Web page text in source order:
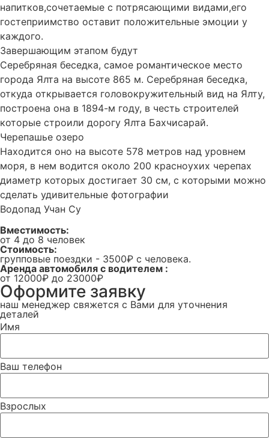
напитков,сочетаемые с потрясающими видами,его
гостеприимство оставит положительные эмоции у
каждого.
Завершающим этапом будут
Серебряная беседка, самое романтическое место
города Ялта на высоте 865 м. Серебряная беседка,
откуда открывается головокружительный вид на Ялту,
построена она в 1894-м году, в честь строителей
которые строили дорогу Ялта Бахчисарай.
Черепашье озеро
Находится оно на высоте 578 метров над уровнем
моря, в нем водится около 200 красноухих черепах
диаметр которых достигает 30 см, с которыми можно
сделать удивительные фотографии
Водопад Учан Су
Вместимость:
от 4 до 8 человек
Стоимость:
групповые поездки - 3500₽ с человека.
Аренда автомобиля с водителем :
от 12000₽ до 23000₽
Оформите заявку
наш менеджер свяжется с Вами для уточнения
деталей
Имя
Ваш телефон
Взрослых